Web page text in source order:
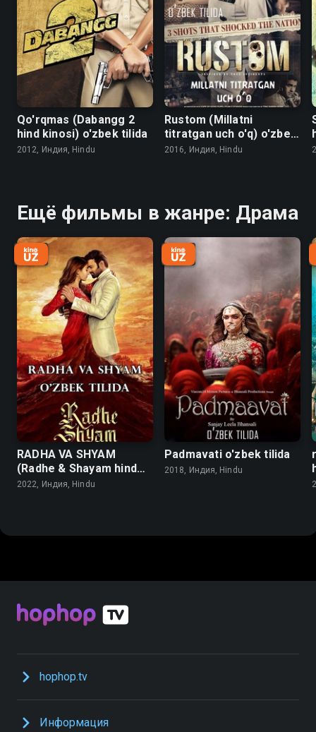
Qo'rqmas (Dabangg 2
hind kinosi) o'zbek tilida
2012, Индия, Hindu
Rustom (Millatni
titratgan uch o'q) o'zbek
tilida
2016, Индия, Hindu
Ещё фильмы в жанре: Драма
RADHA VA SHYAM
(Radhe & Shayam hind
kinosi) o'zbek tilida
2022, Индия, Hindu
Padmavati o'zbek tilida
2018, Индия, Hindu
hophop.tv
Информация